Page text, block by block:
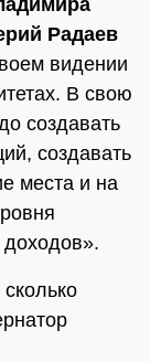
Радаев
видении
В свою
создавать
создавать
места и на